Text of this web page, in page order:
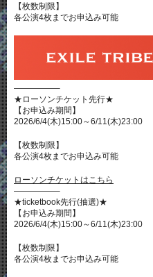
【枚数制限】
各公演4枚までお申込み可能
—————–
★ローソンチケット先行★
【お申込み期間】
2026/6/4(木)15:00～6/11(木)23:00
【枚数制限】
各公演4枚までお申込み可能
ローソンチケットはこちら
—————–
★ticketbook先行(抽選)★
【お申込み期間】
2026/6/4(木)15:00～6/11(木)23:00
【枚数制限】
各公演4枚までお申込み可能